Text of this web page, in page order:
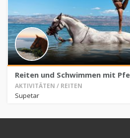
Reiten und Schwimmen mit
AKTIVITÄTEN / REITEN
Supetar